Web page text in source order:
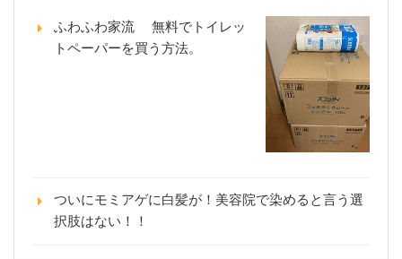
ふわふわ家流 無料でトイレッ
トペーパーを買う方法。
ついにモミアゲに白髪が！美容院で染めると言う選
択肢はない！！